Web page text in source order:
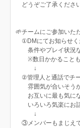
どうぞご了承ください
🌱チームにご参加いた
①DMにてお知らせく
条件やプレイ状況な
※数日かかることも
↓
②管理人と通話でチー
雰囲気が合いそうか
お互いに最も気にな
いろいろ気楽にお話
↓
③メンバーもまじえて